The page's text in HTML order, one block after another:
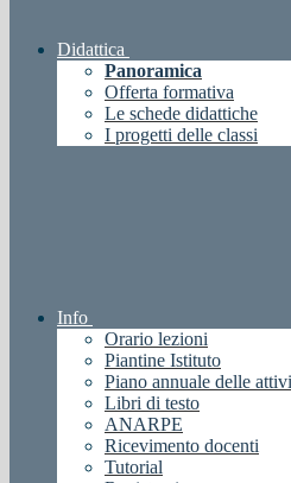
Didattica
Panoramica
Offerta formativa
Le schede didattiche
I progetti delle classi
Info
Orario lezioni
Piantine Istituto
Piano annuale delle
Libri di testo
ANARPE
Ricevimento docenti
Tutorial